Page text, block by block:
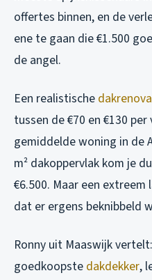
offertes binnen, en de
ene te gaan die €1.500
de angel.
Een realistische
tussen de €70 en €130
gemiddelde woning in de
m² dakoppervlak kom je
€6.500. Maar een
dat er ergens beknibbeld
Ronny uit Maaswijk
goedkoopste dakdekker,